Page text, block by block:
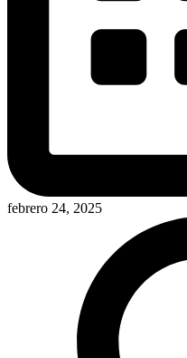
febrero 24, 2025